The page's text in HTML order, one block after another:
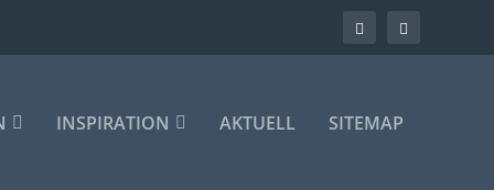
INSPIRATION AKTUELL SITEMAP